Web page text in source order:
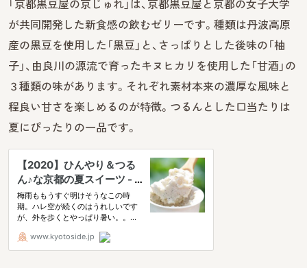
「京都黒豆屋の京じゅれ」は、京都黒豆屋と京都の女子大学
が共同開発した新食感の飲むゼリーです。種類は丹波高原
産の黒豆を使用した「黒豆」と、さっぱりとした後味の「柚
子」、由良川の源流で育ったキヌヒカリを使用した「甘酒」の
３種類の味があります。それぞれ素材本来の濃厚な風味と
程良い甘さを楽しめるのが特徴。つるんとした口当たりは
夏にぴったりの一品です。